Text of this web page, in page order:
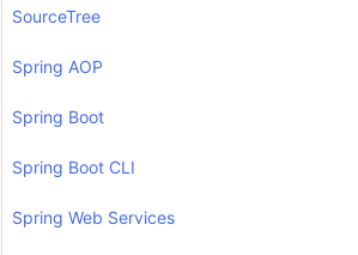
SourceTree
Spring AOP
Spring Boot
Spring Boot CLI
Spring Web Services